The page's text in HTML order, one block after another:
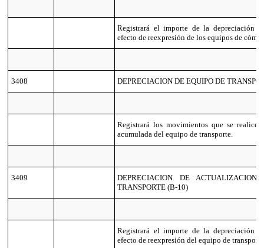
Registrará el importe de la depreciación
efecto de reexpresión de los equipos de
3408 DEPRECIACION DE EQUIPO DE
Registrará los movimientos que se
acumulada del equipo de transporte.
3409
DEPRECIACION DE
TRANSPORTE (B-10)
Registrará el importe de la depreciación
efecto de reexpresión del equipo de